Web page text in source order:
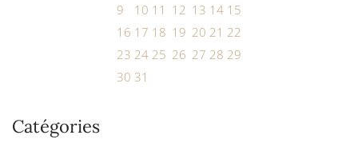
9
10 11 12 13 14 15
16 17 18 19 20 21 22
23 24 25 26 27 28 29
30 31
Catégories